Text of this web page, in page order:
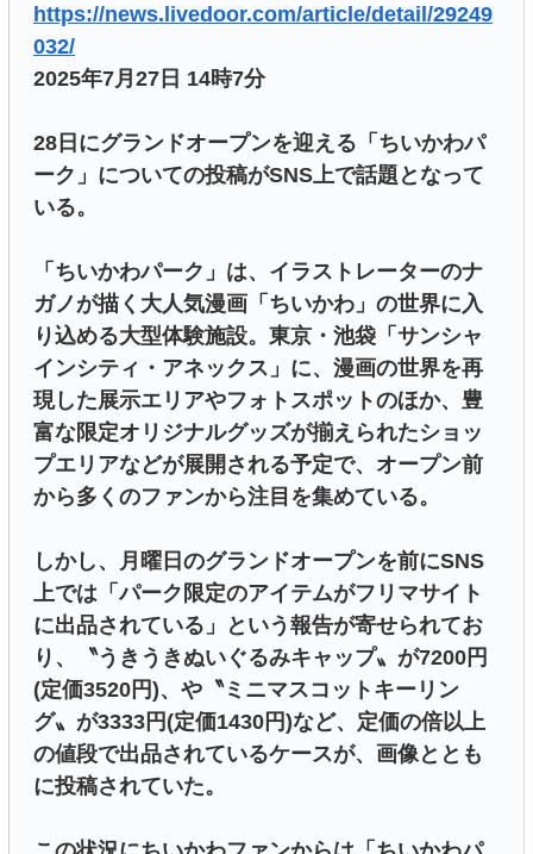
https://news.livedoor.com/article/detail/29249
032/
2025年7月27日 14時7分
28日にグランドオープンを迎える「ちいかわパ
ーク」についての投稿がSNS上で話題となって
いる。
「ちいかわパーク」は、イラストレーターのナ
ガノが描く大人気漫画「ちいかわ」の世界に入
り込める大型体験施設。東京・池袋「サンシャ
インシティ・アネックス」に、漫画の世界を再
現した展示エリアやフォトスポットのほか、豊
富な限定オリジナルグッズが揃えられたショッ
プエリアなどが展開される予定で、オープン前
から多くのファンから注目を集めている。
しかし、月曜日のグランドオープンを前にSNS
上では「パーク限定のアイテムがフリマサイト
に出品されている」という報告が寄せられてお
り、〝うきうきぬいぐるみキャップ〟が7200円
(定価3520円)、や〝ミニマスコットキーリン
グ〟が3333円(定価1430円)など、定価の倍以上
の値段で出品されているケースが、画像ととも
に投稿されていた。